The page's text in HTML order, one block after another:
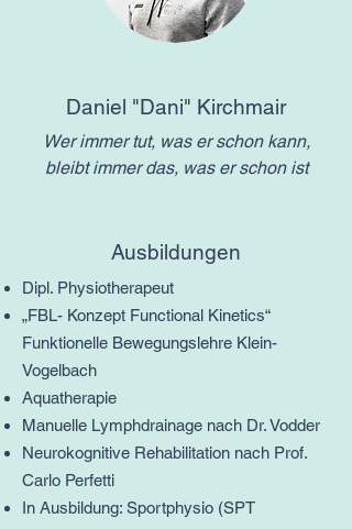
Daniel "Dani" Kirchmair
Wer immer tut, was er schon kann,
bleibt immer das, was er schon ist
Ausbildungen
Dipl. Physiotherapeut
„FBL- Konzept Functional Kinetics“
Funktionelle Bewegungslehre Klein-
Vogelbach
Aquatherapie
Manuelle Lymphdrainage nach Dr. Vodder
Neurokognitive Rehabilitation nach Prof.
Carlo Perfetti
In Ausbildung: Sportphysio (SPT